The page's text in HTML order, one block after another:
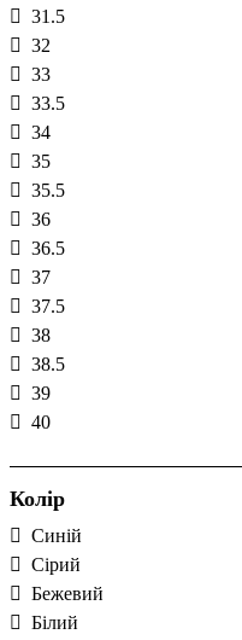
31.5
32
33
33.5
34
35
35.5
36
36.5
37
37.5
38
38.5
39
40
Колір
Cиній
Cірий
Бежевий
Білий